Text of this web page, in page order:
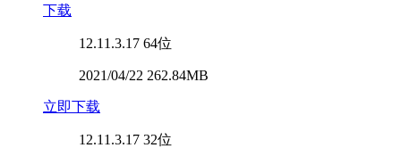
下载
12.11.3.17 64位
2021/04/22 262.84MB
立即下载
12.11.3.17 32位